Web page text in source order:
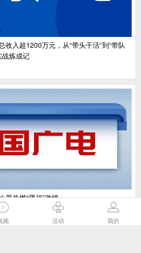
收入超1200万元，从“带头干活”到“带队
战炼成记
屏共燃“疆超”激情
频 活动 我的